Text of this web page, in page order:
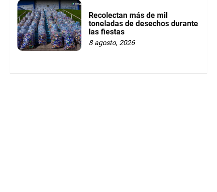
Recolectan más de mil
toneladas de desechos durante
las fiestas
8 agosto, 2026